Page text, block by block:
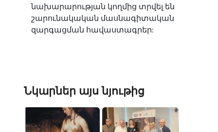
նախարարության կողմից տրվել են
շարունակական մասնագիտական
զարգացման հավաստագրեր:
Նկարներ այս նյութից